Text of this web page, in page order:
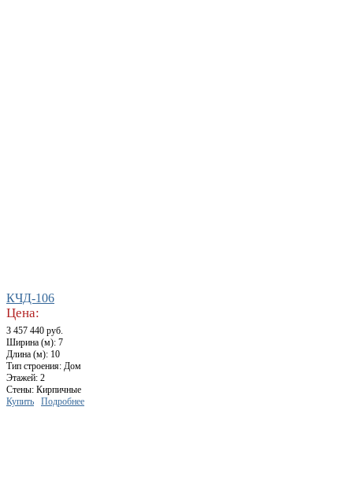
КЧД-106
Цена:
3 457 440 руб.
Ширина (м): 7
Длина (м): 10
Тип строения: Дом
Этажей: 2
Стены: Кирпичные
Купить
Подробнее